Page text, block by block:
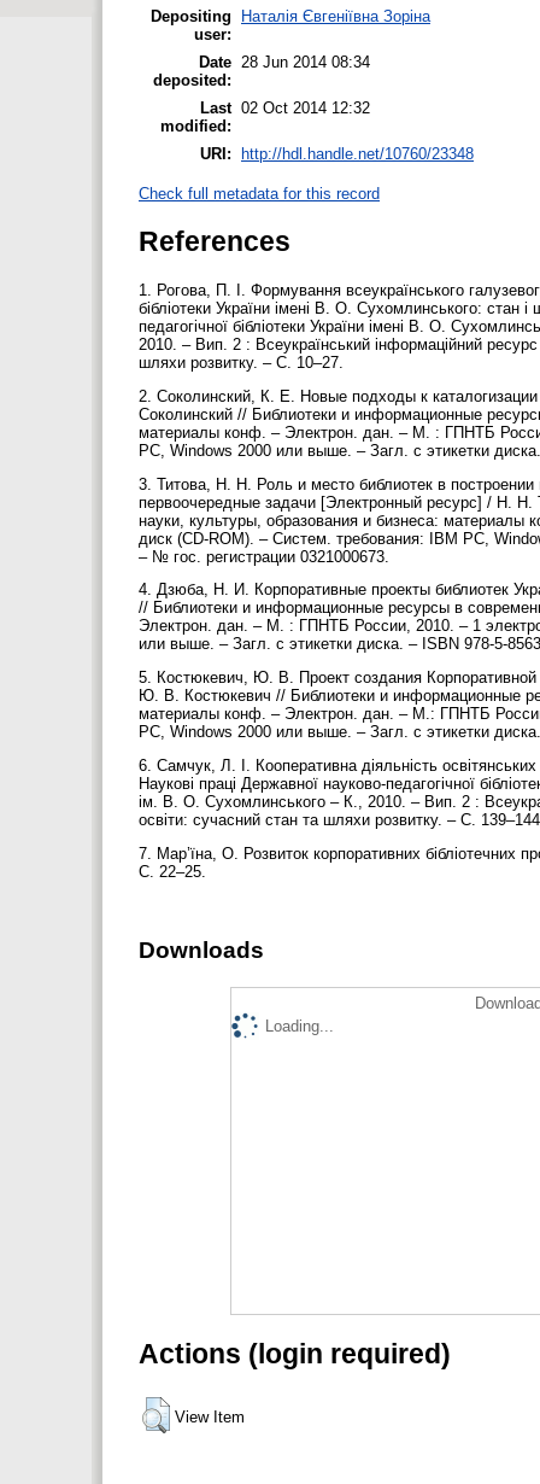
Depositing
user:
Наталія Євгеніївна Зоріна
Date
deposited:
28 Jun 2014 08:34
Last
modified:
02 Oct 2014 12:32
URI: http://hdl.handle.net/10760/23348
Check full metadata for this record
References
1. Рогова, П. І. Формування всеукраїнського
бібліотеки України імені В. О. Сухомлинського: стан
педагогічної бібліотеки України імені В. О.
2010. – Вип. 2 : Всеукраїнський інформаційний ресурс
шляхи розвитку. – С. 10–27.
2. Соколинский, К. Е. Новые подходы к
Соколинский // Библиотеки и информационные
материалы конф. – Электрон. дан. – М. : ГПНТБ
PC, Windows 2000 или выше. – Загл. с этикетки
3. Титова, Н. Н. Роль и место библиотек в
первоочередные задачи [Электронный ресурс] / Н.
науки, культуры, образования и бизнеса:
диск (CD-ROM). – Систем. требования: IBM PC,
– № гос. регистрации 0321000673.
4. Дзюба, Н. И. Корпоративные проекты библиотек
// Библиотеки и информационные ресурсы в
Электрон. дан. – М. : ГПНТБ России, 2010. – 1
или выше. – Загл. с этикетки диска. – ISBN 978-5-
5. Костюкевич, Ю. В. Проект создания
Ю. В. Костюкевич // Библиотеки и информационные
материалы конф. – Электрон. дан. – М.: ГПНТБ
PC, Windows 2000 или выше. – Загл. с этикетки
6. Самчук, Л. І. Кооперативна діяльність
Наукові праці Державної науково-педагогічної
ім. В. О. Сухомлинського – К., 2010. – Вип. 2 :
освіти: сучасний стан та шляхи розвитку. – С.
7. Мар’їна, О. Розвиток корпоративних бібліотечних
С. 22–25.
Downloads
Loading...
Actions (login required)
View Item